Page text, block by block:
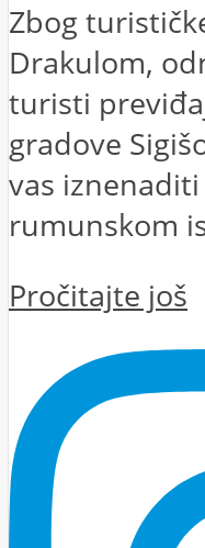
Zbog
Drakulom,
turisti
gradove
vas
rumunskom
Pročitajte još